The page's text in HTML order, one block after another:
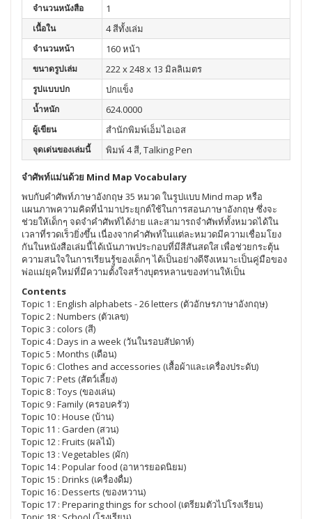
จำนวนหนังสือ 1
เนื้อใน 4 สีทั้งเล่ม
จำนวนหน้า 160 หน้า
ขนาดรูปเล่ม 222 x 248 x 13 มิลลิเมตร
รูปแบบปก ปกแข็ง
น้ำหนัก 624.0000
ผู้เขียน สำนักพิมพ์เอ็มไอเอส
จุดเด่นของเล่มนี้ พิมพ์ 4 สี, Talking Pen
จำศัพท์แม่นด้วย Mind Map Vocabulary
พบกับคำศัพท์ภาษาอังกฤษ 35 หมวด ในรูปแบบ Mind map หรือ
แผนภาพความคิดที่นำมาประยุกต์ใช้ในการสอนภาษาอังกฤษ ซึ่งจะ
ช่วยให้เด็กๆ จดจำคำศัพท์ได้ง่าย และสามารถจำศัพท์ทั้งหมวดได้ใน
เวลาที่รวดเร็วยิ่งขึ้น เนื่องจากคำศัพท์ในแต่ละหมวดมีความเชื่อมโยง
กันในหนังสือเล่มนี้ได้เน้นภาพประกอบที่มีสีสันสดใส เพื่อช่วยกระตุ้น
ความสนใจในการเรียนรู้ของเด็กๆ ได้เป็นอย่างดีจึงเหมาะเป็นคู่มือของ
พ่อแม่ยุคใหม่ที่มีความตั้งใจสร้างบุตรหลานของท่านให้เป็น
Contents
Topic 1 : English alphabets - 26 letters (ตัวอักษรภาษาอังกฤษ)
Topic 2 : Numbers (ตัวเลข)
Topic 3 : colors (สี)
Topic 4 : Days in a week (วันในรอบสัปดาห์)
Topic 5 : Months (เดือน)
Topic 6 : Clothes and accessories (เสื้อผ้าและเครื่องประดับ)
Topic 7 : Pets (สัตว์เลี้ยง)
Topic 8 : Toys (ของเล่น)
Topic 9 : Family (ครอบครัว)
Topic 10 : House (บ้าน)
Topic 11 : Garden (สวน)
Topic 12 : Fruits (ผลไม้)
Topic 13 : Vegetables (ผัก)
Topic 14 : Popular food (อาหารยอดนิยม)
Topic 15 : Drinks (เครื่องดื่ม)
Topic 16 : Desserts (ของหวาน)
Topic 17 : Preparing things for school (เตรียมตัวไปโรงเรียน)